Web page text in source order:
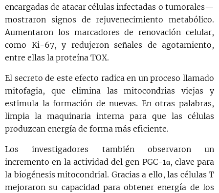
encargadas de atacar células infectadas o tumorales—
mostraron signos de rejuvenecimiento metabólico.
Aumentaron los marcadores de renovación celular,
como Ki-67, y redujeron señales de agotamiento,
entre ellas la proteína TOX.
El secreto de este efecto radica en un proceso llamado
mitofagia, que elimina las mitocondrias viejas y
estimula la formación de nuevas. En otras palabras,
limpia la maquinaria interna para que las células
produzcan energía de forma más eficiente.
Los investigadores también observaron un
incremento en la actividad del gen PGC-1α, clave para
la biogénesis mitocondrial. Gracias a ello, las células T
mejoraron su capacidad para obtener energía de los